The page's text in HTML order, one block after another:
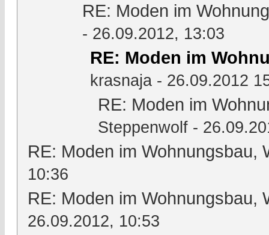
RE: Moden im
- 26.09.2012, 13:03
RE: Moden im
krasnaja - 26.09.2012
RE: Moden im
Steppenwolf -
RE: Moden im Wohnungsbau,
10:36
RE: Moden im Wohnungsbau,
26.09.2012, 10:53